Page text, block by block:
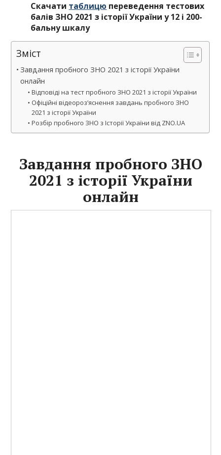
Скачати таблицю переведення тестових
балів ЗНО 2021 з історії України у 12 і 200-
бальну шкалу
Зміст
Завдання пробного ЗНО 2021 з історії України
онлайн
Відповіді на тест пробного ЗНО 2021 з історії України
Офіційні відеороз’яснення завдань пробного ЗНО
2021 з історії України
Розбір пробного ЗНО з Історії України від ZNO.UA
Завдання пробного ЗНО
2021 з історії України
онлайн